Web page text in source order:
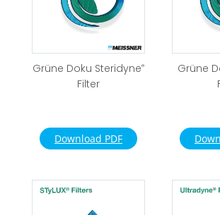
Grüne Doku Steridyne®
Filter
Download PDF
Grüne